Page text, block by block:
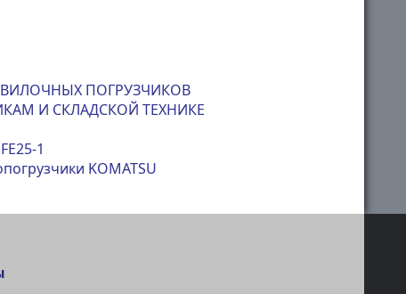
ПОГРУЗЧИКОВ
И СКЛАДСКОЙ ТЕХНИКЕ
1
KOMATSU